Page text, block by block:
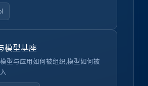
模型基座
型与应用如何被组织,模型如何被